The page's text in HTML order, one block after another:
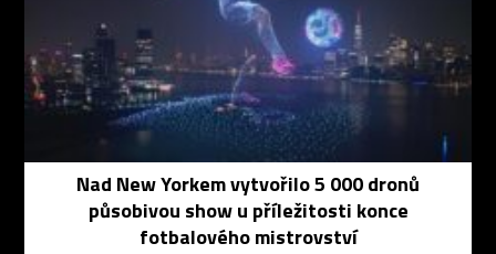
Nad New Yorkem vytvořilo 5 000 dronů
působivou show u příležitosti konce
fotbalového mistrovství